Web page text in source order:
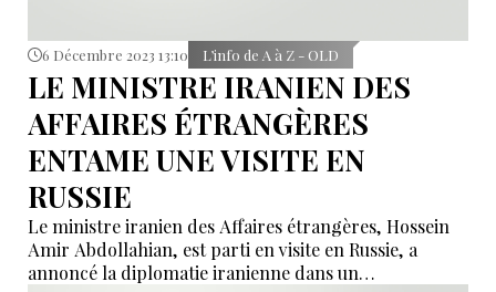
6 Décembre 2023 13:10 L’info de A à Z - OLD
LE MINISTRE IRANIEN DES
AFFAIRES ÉTRANGÈRES
ENTAME UNE VISITE EN
RUSSIE
Le ministre iranien des Affaires étrangères, Hossein
Amir Abdollahian, est parti en visite en Russie, a
annoncé la diplomatie iranienne dans un